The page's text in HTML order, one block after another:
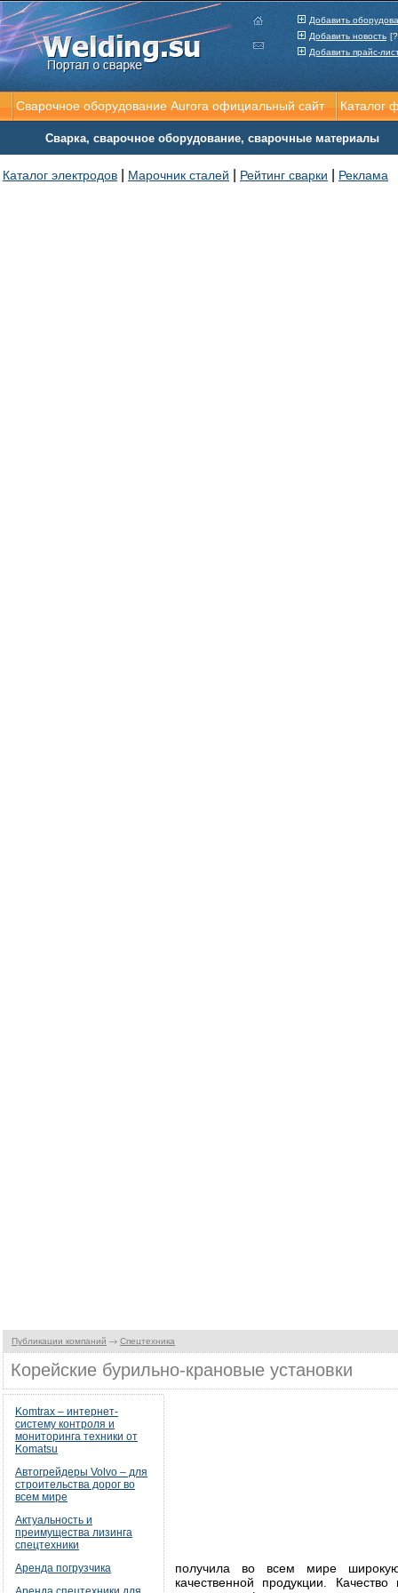
Публикации компаний Спецтехника
Корейские бурильно-крановые установки
Komtrax – интернет-
систему контроля и
мониторинга техники от
Komatsu
Автогрейдеры Volvo – для
строительства дорог во
всем мире
Актуальность и
преимущества лизинга
спецтехники
Аренда погрузчика
получила во всем мире
качественной продукции.
Сварочное оборудование Aurora официальный сайт Каталог
Сварка, сварочное оборудование, сварочные материалы
Каталог электродов Марочник сталей Рейтинг сварки Реклама
Добавить
Добавить новость
Добавить прайс-